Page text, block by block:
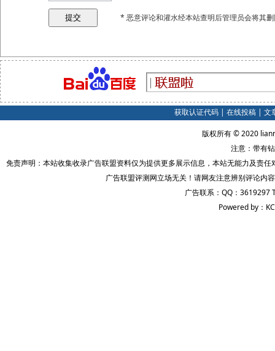
* 恶意评论和灌水经本站查明后管理员会将其
获取认证代码| 在线投稿| 文
版权所有 © 2020
注意：带有
免责声明：本站收集收录广告联盟资料仅为提供更多展示信息，本站无能力及责
广告联盟评测网立场无关！请网友注意辨别评论内
广告联系：QQ：3619297
Powered by：